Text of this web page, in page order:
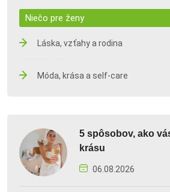
Niečo pre ženy
Láska, vzťahy a rodina
Móda, krása a self-care
5 spôsobov, ako
krásu
06.08.2026